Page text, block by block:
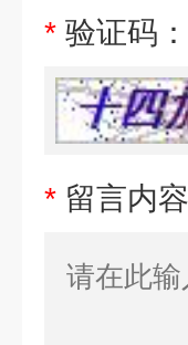
* 验证码：
* 留言内容